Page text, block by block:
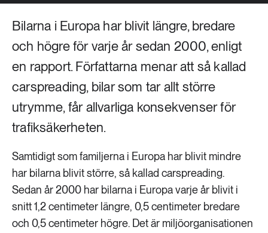
Bilarna i Europa har blivit längre, bredare
och högre för varje år sedan 2000, enligt
en rapport. Författarna menar att så kallad
carspreading, bilar som tar allt större
utrymme, får allvarliga konsekvenser för
trafiksäkerheten.
Samtidigt som familjerna i Europa har blivit mindre
har bilarna blivit större, så kallad carspreading.
Sedan år 2000 har bilarna i Europa varje år blivit i
snitt 1,2 centimeter längre, 0,5 centimeter bredare
och 0,5 centimeter högre. Det är miljöorganisationen